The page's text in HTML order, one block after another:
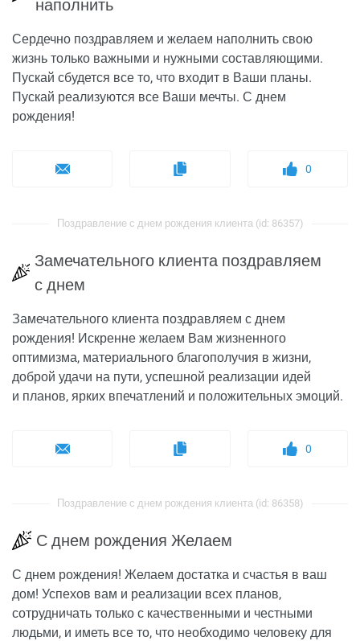
наполнить
Сердечно поздравляем и желаем наполнить свою
жизнь только важными и нужными составляющими.
Пускай сбудется все то, что входит в Ваши планы.
Пускай реализуются все Ваши мечты. С днем
рождения!
0
Поздравление с днем рождения клиента (id: 86357)
Замечательного клиента поздравляем
с днем
Замечательного клиента поздравляем с днем
рождения! Искренне желаем Вам жизненного
оптимизма, материального благополучия в жизни,
доброй удачи на пути, успешной реализации идей
и планов, ярких впечатлений и положительных эмоций.
0
Поздравление с днем рождения клиента (id: 86358)
С днем рождения Желаем
С днем рождения! Желаем достатка и счастья в ваш
дом! Успехов вам и реализации всех планов,
сотрудничать только с качественными и честными
людьми, и иметь все то, что необходимо человеку для